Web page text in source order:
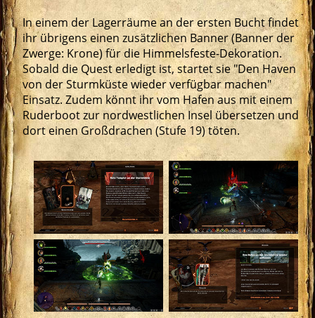
In einem der Lagerräume an der ersten Bucht findet
ihr übrigens einen zusätzlichen Banner (Banner der
Zwerge: Krone) für die Himmelsfeste-Dekoration.
Sobald die Quest erledigt ist, startet sie "Den Haven
von der Sturmküste wieder verfügbar machen"
Einsatz. Zudem könnt ihr vom Hafen aus mit einem
Ruderboot zur nordwestlichen Insel übersetzen und
dort einen Großdrachen (Stufe 19) töten.